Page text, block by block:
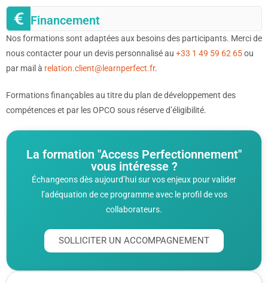
Financement
Nos formations sont adaptées aux besoins des participants. Merci de
nous contacter pour un devis personnalisé au +33 1 49 59 62 65ou
par mail à relation.client@learnperfect.fr.
Formations finançables au titre du plan de développement des
compétences et par les OPCO sous réserve d’éligibilité.
La formation "Access Perfectionnement"
vous intéresse ?
Échangeons dès aujourd’hui sur vos enjeux pour valider
l’adéquation de ce programme avec le profil de vos
collaborateurs.
SOLLICITER UN ACCOMPAGNEMENT